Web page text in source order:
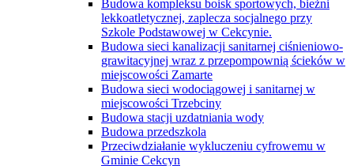
Budowa kompleksu boisk sportowych, bieżni
lekkoatletycznej, zaplecza socjalnego przy
Szkole Podstawowej w Cekcynie.
Budowa sieci kanalizacji sanitarnej ciśnieniowo-
grawitacyjnej wraz z przepompownią ścieków w
miejscowości Zamarte
Budowa sieci wodociągowej i sanitarnej w
miejscowości Trzebciny
Budowa stacji uzdatniania wody
Budowa przedszkola
Przeciwdziałanie wykluczeniu cyfrowemu w
Gminie Cekcyn